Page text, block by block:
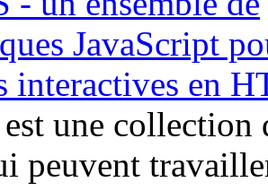
est une
peuvent